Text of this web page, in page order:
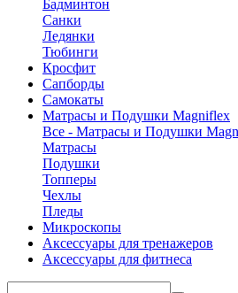
Бадминтон
Санки
Ледянки
Тюбинги
Кросфит
Сапборды
Самокаты
Матрасы и Подушки Magniflex
Все - Матрасы и Подушки
Матрасы
Подушки
Топперы
Чехлы
Пледы
Микроскопы
Аксессуары для тренажеров
Аксессуары для фитнеса